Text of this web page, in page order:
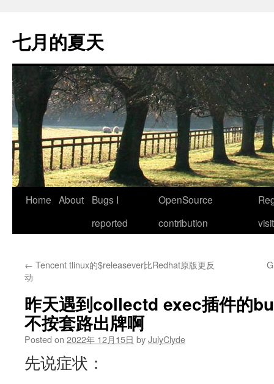
content
七月的夏天
Home About
Bugs I
reported
OpenSource
contribution
← Tencent tlinux的$releasever比Redhat原版更反
动
昨天遇到collectd exec插件的
不按套路出牌啊
Posted on 2022年 12月15日 byJulyClyde
先说症状：